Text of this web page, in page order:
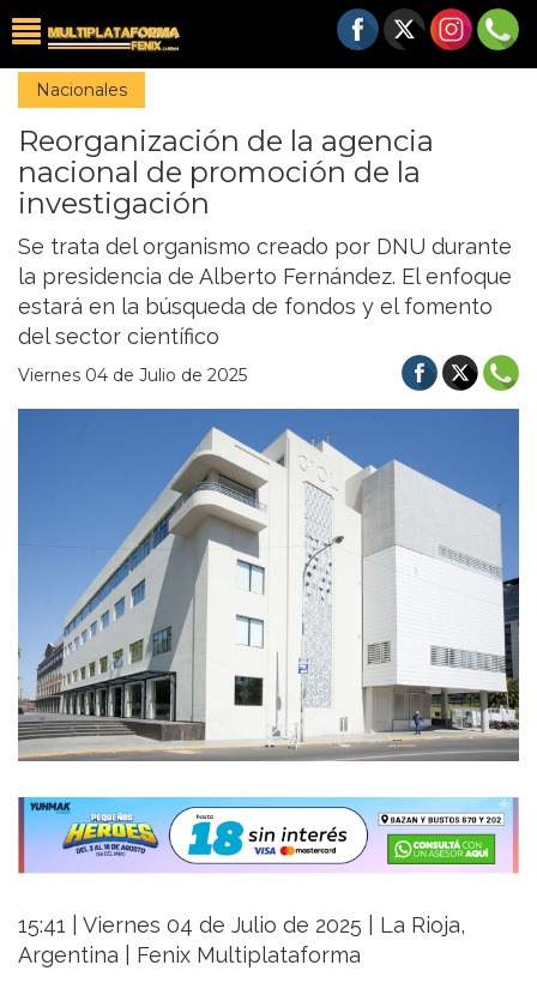
Nacionales
Reorganización de la agencia
nacional de promoción de la
investigación
Se trata del organismo creado por DNU durante
la presidencia de Alberto Fernández. El enfoque
estará en la búsqueda de fondos y el fomento
del sector científico
Viernes 04 de Julio de 2025
15:41 | Viernes 04 de Julio de 2025 | La Rioja,
Argentina | Fenix Multiplataforma